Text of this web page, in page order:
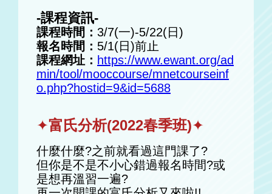
-課程資訊-
課程時間： 3/7(一)-5/22(日)
報名時間： 5/1(日)前止
課程網址： https://www.ewant.org/ad
min/tool/mooccourse/mnetcourseinf
o.php?hostid=9&id=5688
✦富氏分析(2022春季班)✦
什麼什麼?之前就看過這門課了?
但你是不是不小心錯過報名時間?或
是想再溫習一遍?